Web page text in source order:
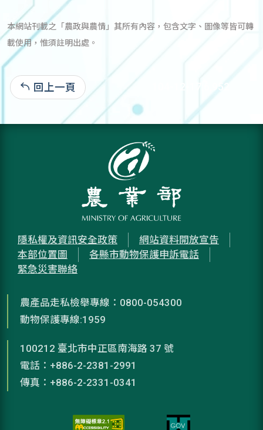
本網站刊載之「農政與農情」其所有內容，包含文字、圖像等皆可轉
載使用，惟須註明出處。
回上一頁 104-12-17:6,952
隱私權及資訊安全政策
網站資料開放宣告
本部位置圖
各縣市動物保護申訴電話
緊急災害聯絡
農產品走私檢舉專線：0800-054300
動物保護專線:1959
100212 臺北市中正區南海路 37 號
電話：+886-2-2381-2991
傳真：+886-2-2331-0341